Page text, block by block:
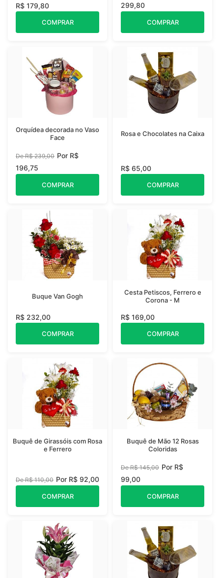
R$ 179,80
COMPRAR
299,80
COMPRAR
Orquídea decorada no Vaso
Face
De R$ 239,00 Por R$
196,75
COMPRAR
Rosa e Chocolates na Caixa
R$ 65,00
COMPRAR
Buque Van Gogh
R$ 232,00
COMPRAR
Cesta Petiscos, Ferrero e
Corona - M
R$ 169,00
COMPRAR
Buquê de Girassóis com Rosa
e Ferrero
De R$ 110,00 Por R$ 92,00
COMPRAR
Buquê de Mão 12 Rosas
Coloridas
De R$ 145,00 Por R$
99,00
COMPRAR